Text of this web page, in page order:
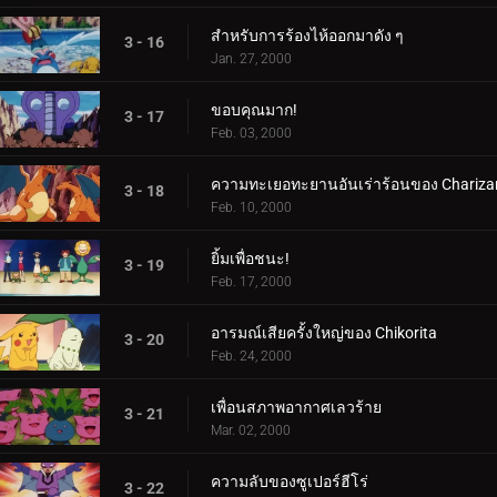
3 - 16 สำหรับการร้องไห้ออกมาดัง ๆ
Jan. 27, 2000
3 - 17 ขอบคุณมาก!
Feb. 03, 2000
3 - 18 ความทะเยอทะยานอันเร่าร้อนของ
Feb. 10, 2000
3 - 19 ยิ้มเพื่อชนะ!
Feb. 17, 2000
3 - 20 อารมณ์เสียครั้งใหญ่ของ Chikorita
Feb. 24, 2000
3 - 21 เพื่อนสภาพอากาศเลวร้าย
Mar. 02, 2000
3 - 22 ความลับของซูเปอร์ฮีโร่